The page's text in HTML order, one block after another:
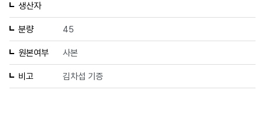
생산자
분량 45
원본여부 사본
비고 김차섭 기증